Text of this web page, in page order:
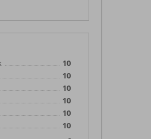
10
10
10
10
10
10